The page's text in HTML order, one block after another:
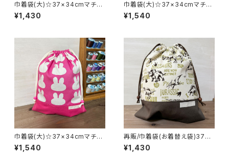
巾着袋(大)☆37×34cmマチ8c
m グレー【シンプルスター】★K
D. 男の子 かっこいい 星柄｜
¥1,430
巾着袋(大)☆37×34cmマチ8c
m ブルー【うさぎバレリーナ】★
KD. 727374 女の子 かわい
や入園オーダーHoshizora☆
¥1,540
巾着袋(大)☆37×34cmマチ8c
mピンク【うさぎシルエット】★K
D. 7071 女の子 かわいい う
¥1,540
再販/巾着袋(お着替え袋)37×3
4cmマチ8cm【恐竜柄】★KD.6
6676869｜通園通学用のかわ
¥1,430